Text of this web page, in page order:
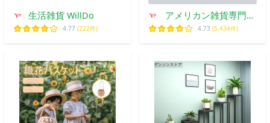
生活雑貨 WillDo
4.77 (222件)
アメリカン雑貨専門店
キャンディタワー
4.73 (5,434件)